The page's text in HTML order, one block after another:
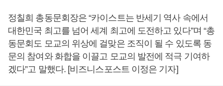
정칠희 총동문회장은 “카이스트는 반세기 역사 속에서
대한민국 최고를 넘어 세계 최고에 도전하고 있다”며 “총
동문회도 모교의 위상에 걸맞은 조직이 될 수 있도록 동
문의 참여와 화합을 이끌고 모교의 발전에 적극 기여하
겠다”고 말했다. [비즈니스포스트 이정은 기자]